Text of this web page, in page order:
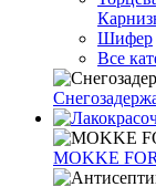
Шифер
Все
MOKKE